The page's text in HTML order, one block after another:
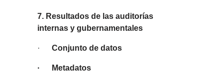
7. Resultados de las auditorías
internas y gubernamentales
· Conjunto de datos
· Metadatos